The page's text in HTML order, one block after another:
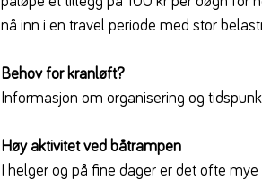
nå inn i en travel periode med stor
Behov for kranløft?
Informasjon om organisering og
Høy aktivitet ved båtrampen
I helger og på fine dager er det ofte